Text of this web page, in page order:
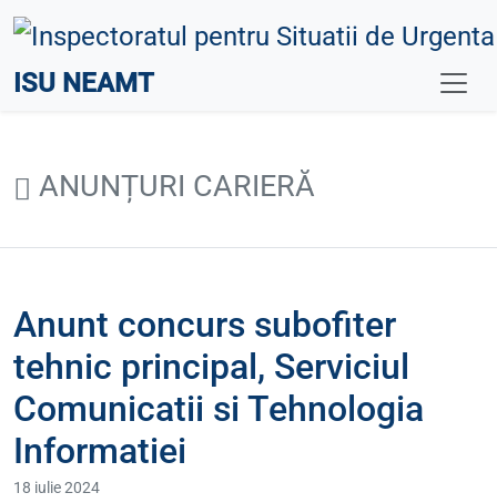
ISU NEAMT
ANUNȚURI CARIERĂ
Anunt concurs subofiter
tehnic principal, Serviciul
Comunicatii si Tehnologia
Informatiei
18 iulie 2024